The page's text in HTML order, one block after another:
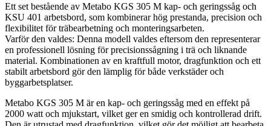
Ett set bestående av Metabo KGS 305 M kap- och geringssåg och
KSU 401 arbetsbord, som kombinerar hög prestanda, precision och
flexibilitet för träbearbetning och monteringsarbeten.
Varför den valdes: Denna modell valdes eftersom den representerar
en professionell lösning för precisionssågning i trä och liknande
material. Kombinationen av en kraftfull motor, dragfunktion och ett
stabilt arbetsbord gör den lämplig för både verkstäder och
byggarbetsplatser.
Metabo KGS 305 M är en kap- och geringssåg med en effekt på
2000 watt och mjukstart, vilket ger en smidig och kontrollerad drift.